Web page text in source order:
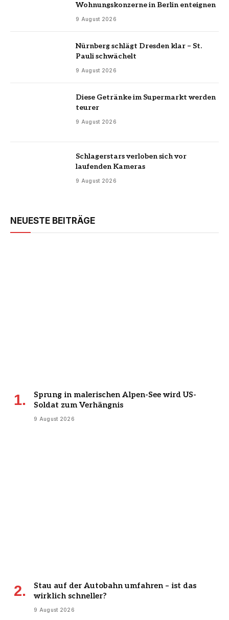
Wohnungskonzerne in Berlin enteignen
9 August 2026
Nürnberg schlägt Dresden klar – St.
Pauli schwächelt
9 August 2026
Diese Getränke im Supermarkt werden
teurer
9 August 2026
Schlagerstars verloben sich vor
laufenden Kameras
9 August 2026
NEUESTE BEITRÄGE
Sprung in malerischen Alpen-See wird US-
Soldat zum Verhängnis
9 August 2026
Stau auf der Autobahn umfahren – ist das
wirklich schneller?
9 August 2026